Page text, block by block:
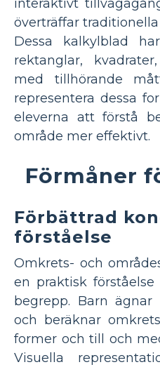
interaktivt
överträffar
Dessa kalkylblad
rektanglar,
med tillhörande
representera dessa
eleverna att förstå
område mer effektivt.
Förmåner
Förbättrad
förståelse
Omkrets- och
en praktisk
begrepp. Barn
och beräknar
former och till och
Visuella